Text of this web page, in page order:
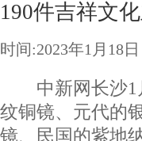
190件吉祥文
时间:2023年1月18日
中新网长沙1月
纹铜镜、元代的
镜、民国的紫地